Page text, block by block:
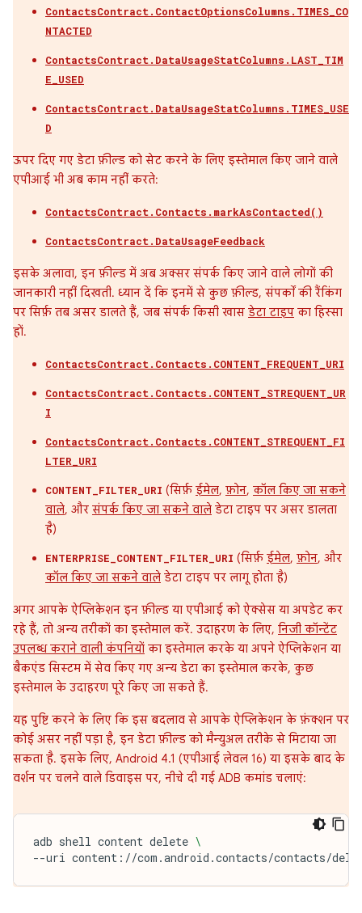
ContactsContract.ContactOptionsColumns.TIMES_CO
NTACTED
ContactsContract.DataUsageStatColumns.LAST_TIM
E_USED
ContactsContract.DataUsageStatColumns.TIMES_USE
D
ऊपर दिए गए डेटा फ़ील्ड को सेट करने के लिए इस्तेमाल किए जाने वाले
एपीआई भी अब काम नहीं करते:
ContactsContract.Contacts.markAsContacted()
ContactsContract.DataUsageFeedback
इसके अलावा, इन फ़ील्ड में अब अक्सर संपर्क किए जाने वाले लोगों की
जानकारी नहीं दिखती. ध्यान दें कि इनमें से कुछ फ़ील्ड, संपर्कों की रैंकिंग
पर सिर्फ़ तब असर डालते हैं, जब संपर्क किसी खास डेटा टाइप का हिस्सा
हों.
ContactsContract.Contacts.CONTENT_FREQUENT_URI
ContactsContract.Contacts.CONTENT_STREQUENT_UR
I
ContactsContract.Contacts.CONTENT_STREQUENT_FI
LTER_URI
CONTENT_FILTER_URI (सिर्फ़ ईमेल, फ़ोन, कॉल किए जा सकने
वाले, और संपर्क किए जा सकने वाले डेटा टाइप पर असर डालता
है)
ENTERPRISE_CONTENT_FILTER_URI (सिर्फ़ ईमेल, फ़ोन, और
कॉल किए जा सकने वाले डेटा टाइप पर लागू होता है)
अगर आपके ऐप्लिकेशन इन फ़ील्ड या एपीआई को ऐक्सेस या अपडेट कर
रहे हैं, तो अन्य तरीकों का इस्तेमाल करें. उदाहरण के लिए, निजी कॉन्टेंट
उपलब्ध कराने वाली कंपनियों का इस्तेमाल करके या अपने ऐप्लिकेशन या
बैकएंड सिस्टम में सेव किए गए अन्य डेटा का इस्तेमाल करके, कुछ
इस्तेमाल के उदाहरण पूरे किए जा सकते हैं.
यह पुष्टि करने के लिए कि इस बदलाव से आपके ऐप्लिकेशन के फ़ंक्शन पर
कोई असर नहीं पड़ा है, इन डेटा फ़ील्ड को मैन्युअल तरीके से मिटाया जा
सकता है. इसके लिए, Android 4.1 (एपीआई लेवल 16) या इसके बाद के
वर्शन पर चलने वाले डिवाइस पर, नीचे दी गई ADB कमांड चलाएं:
adb shell content delete \
--uri content://com.android.contacts/contacts/